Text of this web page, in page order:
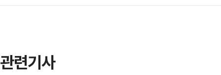
관련기사